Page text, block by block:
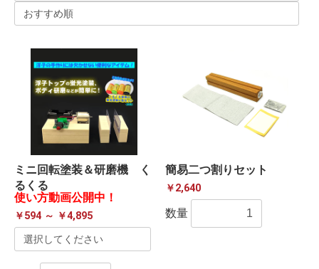
ミニ回転塗装＆研磨機 く
るくる
使い方動画公開中！
￥594 ～ ￥4,895
簡易二つ割りセット
￥2,640
数量